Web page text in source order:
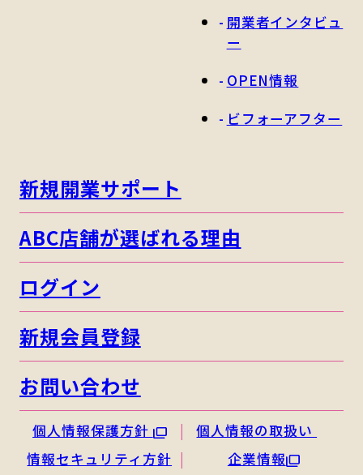
開業者インタビュ
ー
OPEN情報
ビフォーアフター
新規開業サポート
ABC店舗が選ばれる理由
ログイン
新規会員登録
お問い合わせ
個人情報保護方針
個人情報の取扱い
情報セキュリティ方針
企業情報